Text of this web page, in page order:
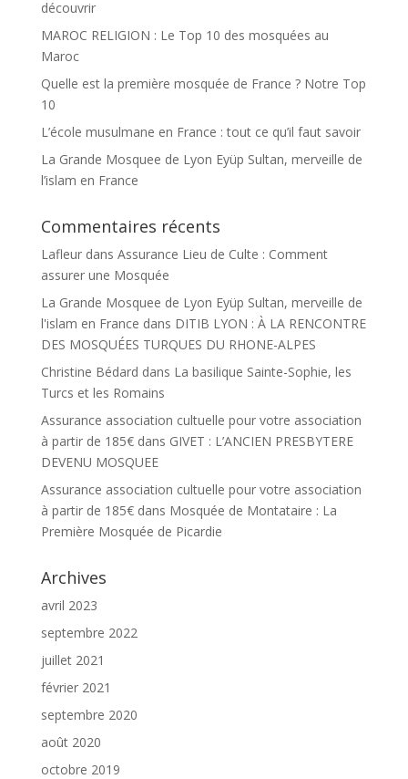
découvrir
MAROC RELIGION : Le Top 10 des mosquées au
Maroc
Quelle est la première mosquée de France ? Notre Top
10
L’école musulmane en France : tout ce qu’il faut savoir
La Grande Mosquee de Lyon Eyüp Sultan, merveille de
l’islam en France
Commentaires récents
Lafleurdans Assurance Lieu de Culte : Comment
assurer une Mosquée
La Grande Mosquee de Lyon Eyüp Sultan, merveille de
l'islam en France dans DITIB LYON : À LA RENCONTRE
DES MOSQUÉES TURQUES DU RHONE-ALPES
Christine Bédard dans La basilique Sainte-Sophie, les
Turcs et les Romains
Assurance association cultuelle pour votre association
à partir de 185€dans GIVET : L’ANCIEN PRESBYTERE
DEVENU MOSQUEE
Assurance association cultuelle pour votre association
à partir de 185€dans Mosquée de Montataire : La
Première Mosquée de Picardie
Archives
avril 2023
septembre 2022
juillet 2021
février 2021
septembre 2020
août 2020
octobre 2019